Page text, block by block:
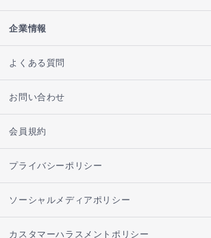
企業情報
よくある質問
お問い合わせ
会員規約
プライバシーポリシー
ソーシャルメディアポリシー
カスタマーハラスメントポリシー